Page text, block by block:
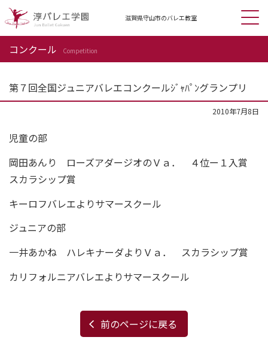
滋賀県守山市のバレエ教室
コンクール Competition
第７回全国ジュニアバレエコンクールｼﾞｬﾊﾟﾝグランプリ
2010年7月8日
児童の部
岡田あんり ローズアダージオのＶａ． ４位ー１入賞
スカラシップ賞
キーロフバレエよりサマースクール
ジュニアの部
一井あかね ハレキナーダよりＶａ． スカラシップ賞
カリフォルニアバレエよりサマースクール
前のページに戻る